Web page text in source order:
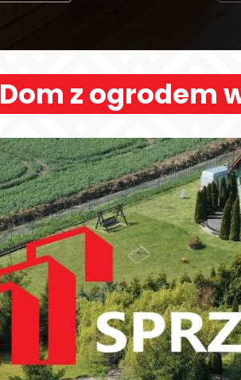
Dom z ogrodem